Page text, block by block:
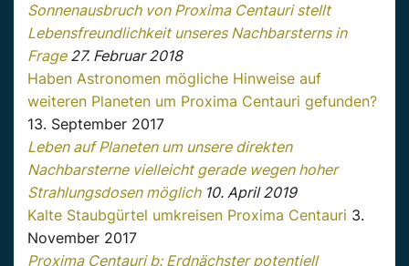
Sonnenausbruch von Proxima Centauri stellt
Lebensfreundlichkeit unseres Nachbarsterns in
Frage27. Februar 2018
Haben Astronomen mögliche Hinweise auf
weiteren Planeten um Proxima Centauri gefunden?
13. September 2017
Leben auf Planeten um unsere direkten
Nachbarsterne vielleicht gerade wegen hoher
Strahlungsdosen möglich10. April 2019
Kalte Staubgürtel umkreisen Proxima Centauri 3.
November 2017
Proxima Centauri b: Erdnächster potentiell